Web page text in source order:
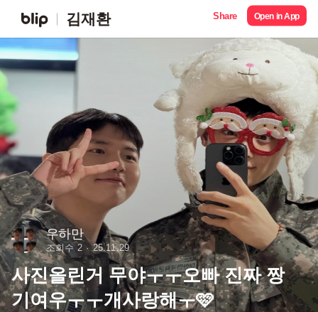
김재환 Share Open in App
우하만
조회수 2 25.11.29
사진올린거 무야ㅜㅜ오빠 진짜 짱
기여우ㅜㅜ개사랑해ㅜ🩷